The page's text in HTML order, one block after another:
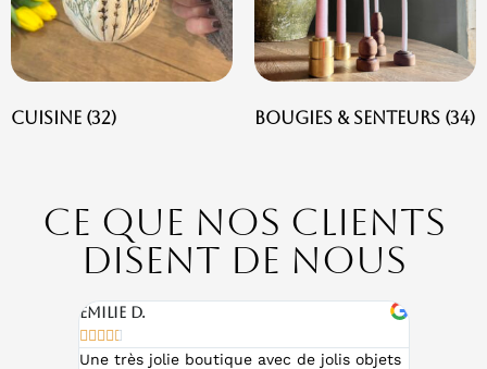
Cuisine (32) Bougies & senteurs (34)
Ce que nos clients
disent de nous
Emilie D.
    
Une très jolie boutique avec de jolis objets